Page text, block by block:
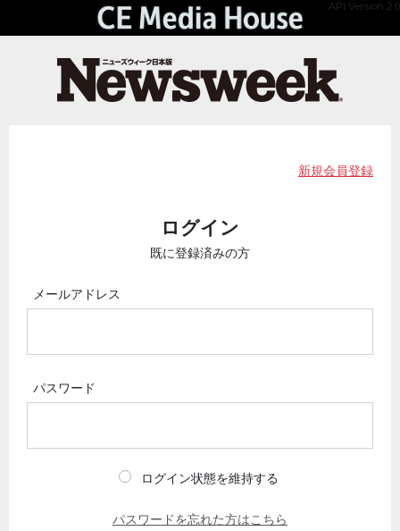
API Version 2.0
新規会員登録
ログイン
既に登録済みの方
メールアドレス
パスワード
ログイン状態を維持する
パスワードを忘れた方はこちら